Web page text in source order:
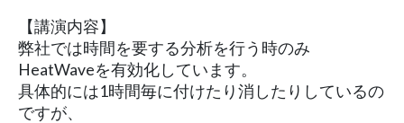
【講演内容】
弊社では時間を要する分析を行う時のみ
HeatWaveを有効化しています。
具体的には1時間毎に付けたり消したりしているの
ですが、